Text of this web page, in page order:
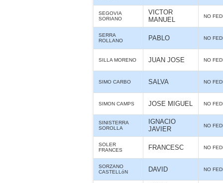
SEGOVIA
SORIANO
VICTOR
MANUEL
NO
SERRA
ROLLANO
PABLO NO
SILLA MORENO JUAN JOSE NO
SIMO CARBO SALVA NO
SIMON CAMPS JOSE MIGUEL NO
SINISTERRA
SOROLLA
IGNACIO
JAVIER
NO
SOLER
FRANCES
FRANCESC NO
SORZANO
CASTELLóN
DAVID NO